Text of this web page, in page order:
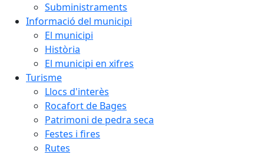
Subministraments
Informació del municipi
El municipi
Història
El municipi en xifres
Turisme
Llocs d'interès
Rocafort de Bages
Patrimoni de pedra seca
Festes i fires
Rutes